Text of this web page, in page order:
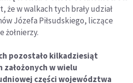
że w walkach tych brały udział
Józefa Piłsudskiego, liczące
żołnierzy.
pozostało kilkadziesiąt
w wielu
części województwa